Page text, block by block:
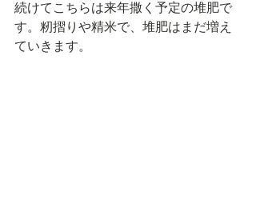
続けてこちらは来年撒く予定の堆肥で
す。籾摺りや精米で、堆肥はまだ増え
ていきます。